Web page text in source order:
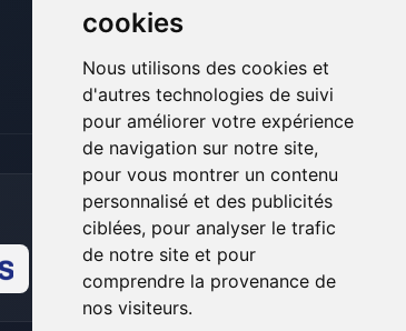
cookies
Nous utilisons des cookies et
d'autres technologies de suivi
pour améliorer votre expérience
de navigation sur notre site,
pour vous montrer un contenu
personnalisé et des publicités
ciblées, pour analyser le trafic
de notre site et pour
comprendre la provenance de
nos visiteurs.